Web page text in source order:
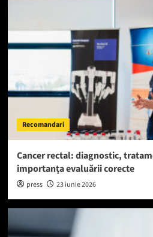
Recomandari
Cancer rectal: diagnostic,
importanța evaluării corecte
press 23 iunie 2026